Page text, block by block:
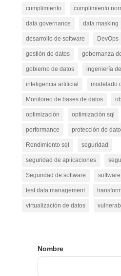
cumplimiento cumplimiento
data governance data masking
desarrollo de software DevOps
gestión de datos gobernanza
gobierno de datos ingeniería
inteligencia artificial modelado
Monitoreo de bases de datos
optimización optimización sql
performance protección de
Rendimiento sql seguridad
seguridad de aplicaciones
Seguridad de software software
test data management
virtualización de datos